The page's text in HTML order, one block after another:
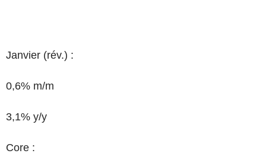
Janvier (rév.) :
0,6% m/m
3,1% y/y
Core :